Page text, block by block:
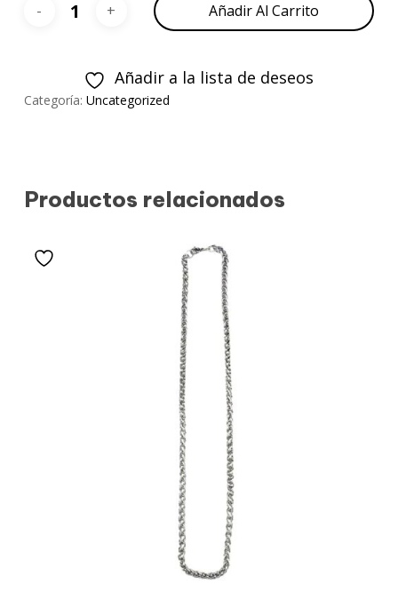
Añadir Al Carrito
Añadir a la lista de deseos
Categoría: Uncategorized
Productos relacionados